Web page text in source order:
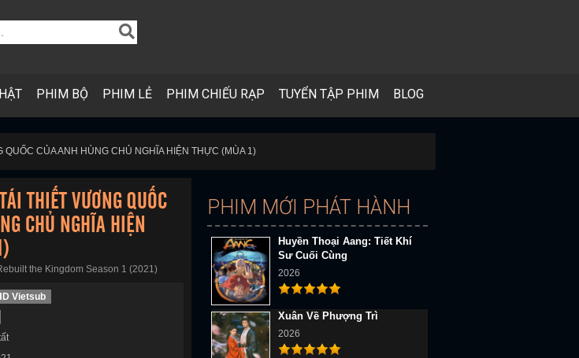
PHIM BỘ PHIM LẺ PHIM CHIẾU RẠP TUYỂN TẬP PHIM BLOG
CỦA ANH HÙNG CHỦ NGHĨA HIỆN THỰC (MÙA 1)
THIẾT VƯƠNG QUỐC
CHỦ NGHĨA HIỆN
the Kingdom Season 1 (2021)
Vietsub
PHIM MỚI PHÁT HÀNH
Huyền Thoại Aang: Tiết Khí
Sư Cuối Cùng
2026
Xuân Về Phượng Trì
2026